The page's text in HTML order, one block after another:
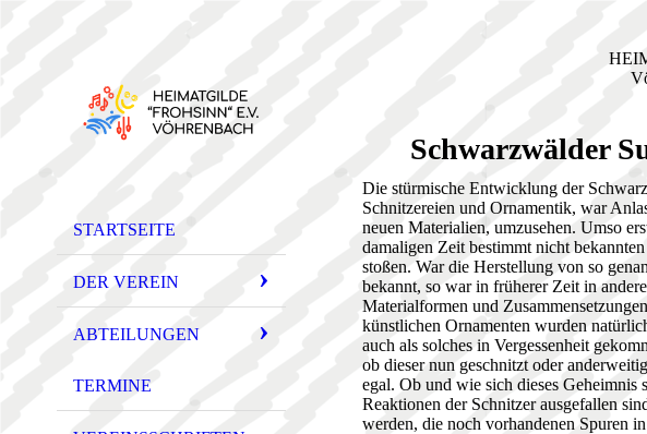
STARTSEITE
DER VEREIN
ABTEILUNGEN
TERMINE
Schwarzwälder
Die stürmische Entwicklung der
Schnitzereien und Ornamentik, war
neuen Materialien, umzusehen. Umso
damaligen Zeit bestimmt nicht
stoßen. War die Herstellung von so
bekannt, so war in früherer Zeit in
Materialformen und
künstlichen Ornamenten wurden
auch als solches in Vergessenheit
ob dieser nun geschnitzt oder
egal. Ob und wie sich dieses Geheimnis
Reaktionen der Schnitzer ausgefallen
werden, die noch vorhandenen Spuren